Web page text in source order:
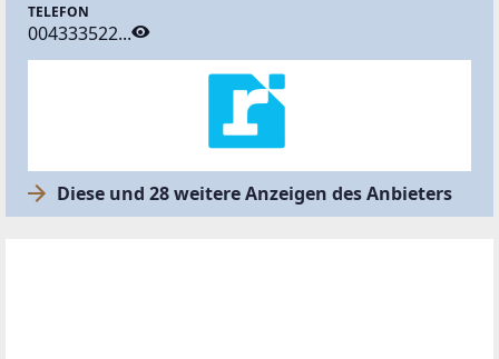
TELEFON
004333522...
Diese und 28 weitere Anzeigen des Anbieters